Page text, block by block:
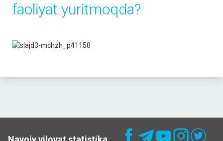
faoliyat yuritmoqda?